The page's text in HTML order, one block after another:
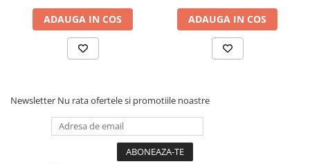
Rigle vibrante
Scarificatoare beton
Aplicatoare cu banda
Slefuitoare pereti
Sisteme pompare
Pompe pentru zugravit si vopsit
Masini de tencuit
ADAUGA IN COS ADAUGA IN COS
Newsletter Nu rata ofertele si promotiile noastre